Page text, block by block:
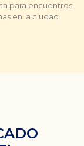
para encuentros
en la ciudad.